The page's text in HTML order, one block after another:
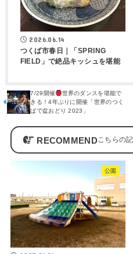
2026.06.14
つくば市春日｜「SPRING
FIELD」で絶品キッシュを堪能
7/29開催
世界のダンスを堪能で
きる！4年ぶりに開催「世界のつく
ばで盆おどり 2023」
RECOMMEND
公園